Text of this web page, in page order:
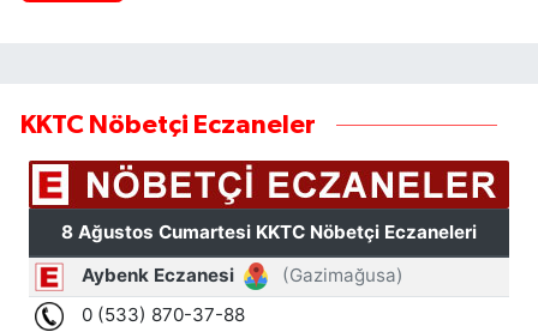
KKTC Nöbetçi Eczaneler